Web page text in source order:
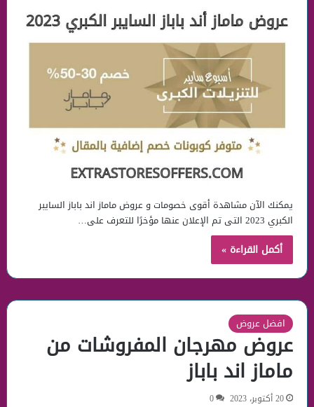
يمكنك الآن مشاهدة أقوى خصومات و عروض ماماز اند باباز السايبر
الكبري 2023 التى تم الإعلان عنها مؤخرًا للتعرف على…
أكمل القراءة »
افضل عروض
عروض مهرجان المفروشات من
ماماز اند باباز
20 أكتوبر، 2023 0